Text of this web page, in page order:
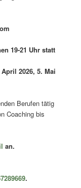
19-21 Uhr statt
2026, 5. Mai
Berufen tätig
Coaching bis
an.
.